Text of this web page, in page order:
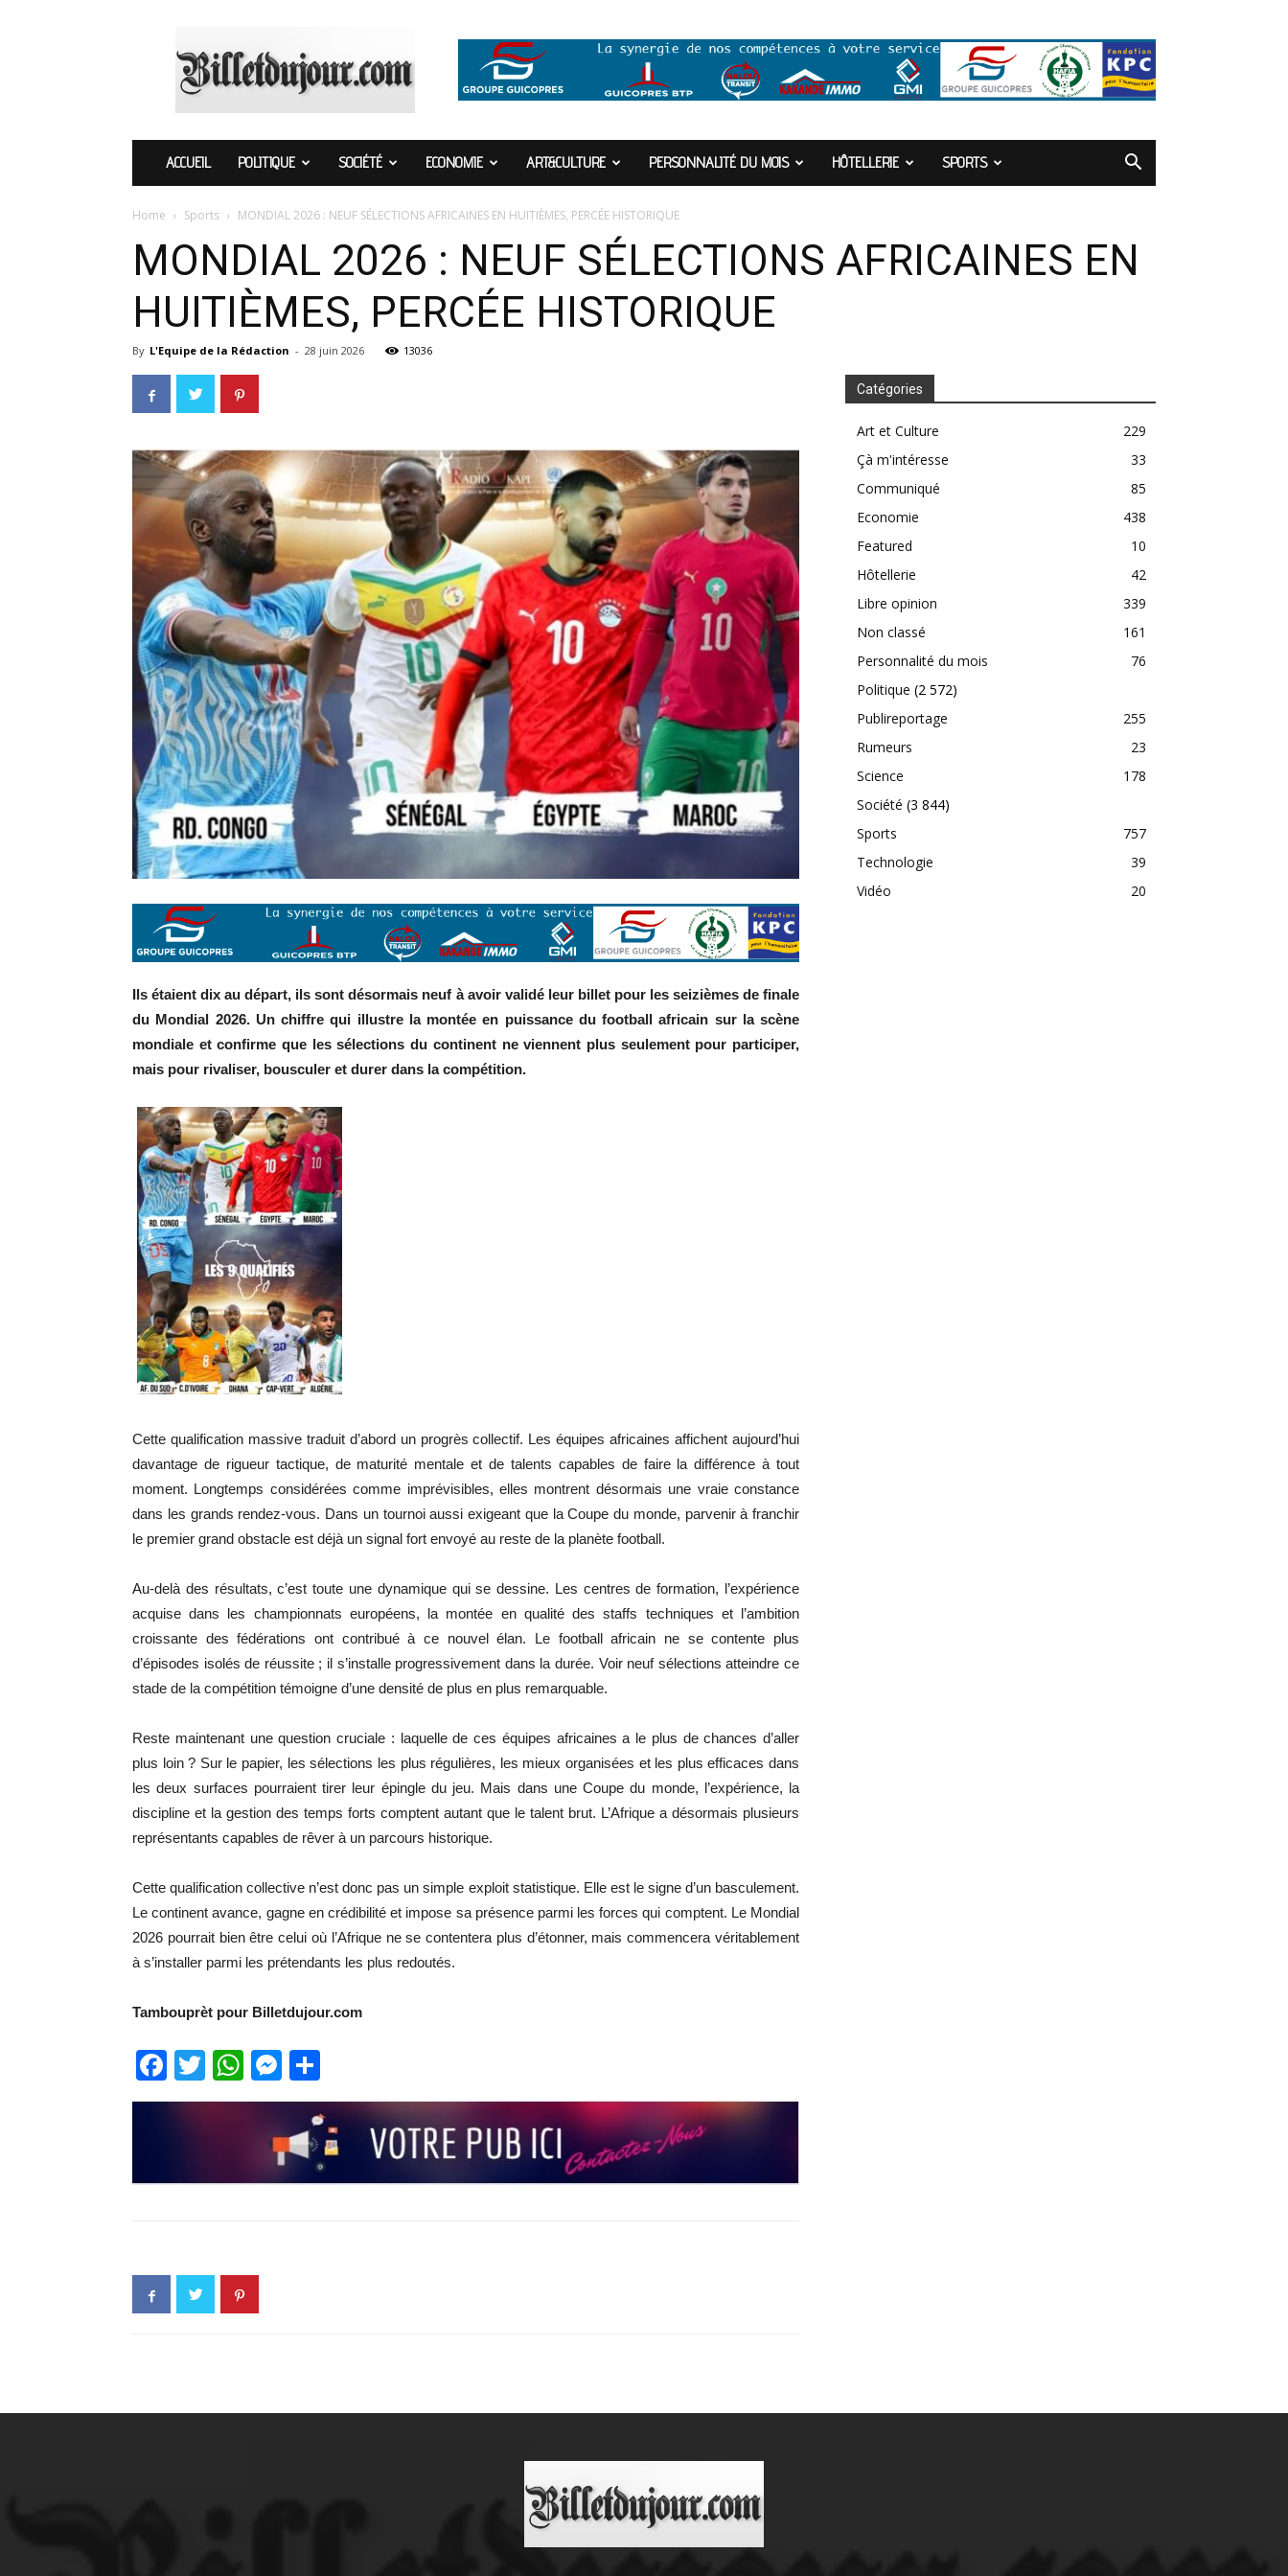
ACCUEIL POLITIQUE SOCIÉTÉ ECONOMIE ART&CULTURE PERSONNALITÉ DU MOIS HÔTELLERIE SPORTS
Home Sports MONDIAL 2026 : NEUF SÉLECTIONS AFRICAINES EN HUITIÈMES, PERCÉE HISTORIQUE
MONDIAL 2026 : NEUF SÉLECTIONS AFRICAINES EN
HUITIÈMES, PERCÉE HISTORIQUE
By L'Equipe de la Rédaction - 28 juin 2026 13036
Ils étaient dix au départ, ils sont désormais neuf à avoir validé leur billet pour les seizièmes de finale
du Mondial 2026. Un chiffre qui illustre la montée en puissance du football africain sur la scène
mondiale et confirme que les sélections du continent ne viennent plus seulement pour participer,
mais pour rivaliser, bousculer et durer dans la compétition.
Cette qualification massive traduit d’abord un progrès collectif. Les équipes africaines affichent aujourd’hui
davantage de rigueur tactique, de maturité mentale et de talents capables de faire la différence à tout
moment. Longtemps considérées comme imprévisibles, elles montrent désormais une vraie constance
dans les grands rendez-vous. Dans un tournoi aussi exigeant que la Coupe du monde, parvenir à franchir
le premier grand obstacle est déjà un signal fort envoyé au reste de la planète football.
Au-delà des résultats, c’est toute une dynamique qui se dessine. Les centres de formation, l’expérience
acquise dans les championnats européens, la montée en qualité des staffs techniques et l’ambition
croissante des fédérations ont contribué à ce nouvel élan. Le football africain ne se contente plus
d’épisodes isolés de réussite ; il s’installe progressivement dans la durée. Voir neuf sélections atteindre ce
stade de la compétition témoigne d’une densité de plus en plus remarquable.
Reste maintenant une question cruciale : laquelle de ces équipes africaines a le plus de chances d’aller
plus loin ? Sur le papier, les sélections les plus régulières, les mieux organisées et les plus efficaces dans
les deux surfaces pourraient tirer leur épingle du jeu. Mais dans une Coupe du monde, l’expérience, la
discipline et la gestion des temps forts comptent autant que le talent brut. L’Afrique a désormais plusieurs
représentants capables de rêver à un parcours historique.
Cette qualification collective n’est donc pas un simple exploit statistique. Elle est le signe d’un basculement.
Le continent avance, gagne en crédibilité et impose sa présence parmi les forces qui comptent. Le Mondial
2026 pourrait bien être celui où l’Afrique ne se contentera plus d’étonner, mais commencera véritablement
à s’installer parmi les prétendants les plus redoutés.
Tambouprèt pour Billetdujour.com
Facebook
TwitterWhatsApp
Messenger
Catégories
Art et Culture
229
Çà m'intéresse
33
Communiqué
85
Economie
438
Featured
10
Hôtellerie
42
Libre opinion
339
Non classé
161
Personnalité du mois
76
Politique (2 572)
Publireportage
255
Rumeurs
23
Science
178
Société (3 844)
Sports
757
Technologie
39
Vidéo
20